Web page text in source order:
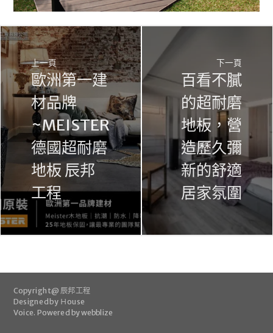
上一頁
歐洲第一建
材品牌
~MEISTER
德國超耐磨
地板 辰邦
工程
下一頁
百看不膩
的超耐磨
地板，營
造歷久彌
新的舒適
居家氛圍
Copyright @ 辰邦工程
Designed by Ｈouse
Voice.Powered by webblize